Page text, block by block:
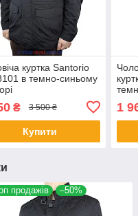
куртка Santorio
в темно-синьому
₴ 3 500 ₴
Купити
1
продажів –50%